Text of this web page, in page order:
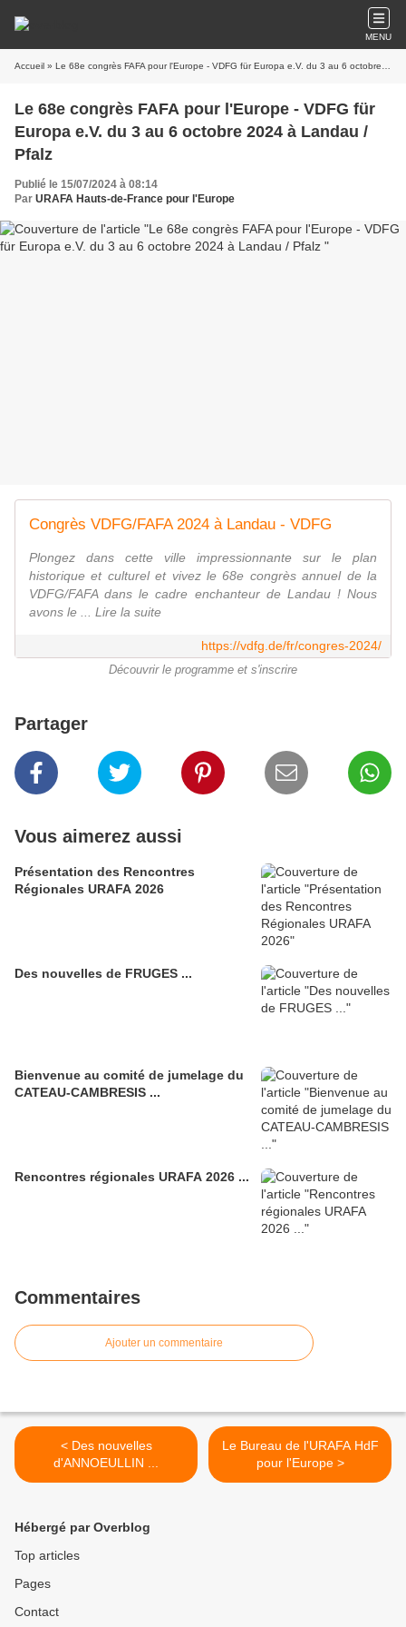
MENU
Accueil » Le 68e congrès FAFA pour l'Europe - VDFG für Europa e.V. du 3 au 6 octobre 2024 à Landau / Pfalz
Le 68e congrès FAFA pour l'Europe - VDFG für
Europa e.V. du 3 au 6 octobre 2024 à Landau /
Pfalz
Publié le 15/07/2024 à 08:14
Par URAFA Hauts-de-France pour l'Europe
Congrès VDFG/FAFA 2024 à Landau - VDFG
Plongez dans cette ville impressionnante sur le plan
historique et culturel et vivez le 68e congrès annuel de la
VDFG/FAFA dans le cadre enchanteur de Landau ! Nous
avons le ... Lire la suite
https://vdfg.de/fr/congres-2024/
Découvrir le programme et s'inscrire
Partager
Vous aimerez aussi
Présentation des Rencontres
Régionales URAFA 2026
Des nouvelles de FRUGES ...
Bienvenue au comité de jumelage du
CATEAU-CAMBRESIS ...
Rencontres régionales URAFA 2026 ...
Commentaires
Ajouter un commentaire
< Des nouvelles
d'ANNOEULLIN ...
Le Bureau de l'URAFA HdF
pour l'Europe >
Hébergé par Overblog
Top articles
Pages
Contact